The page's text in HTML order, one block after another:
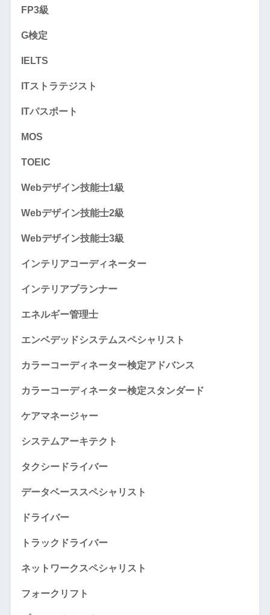
FP3級
G検定
IELTS
ITストラテジスト
ITパスポート
MOS
TOEIC
Webデザイン技能士1級
Webデザイン技能士2級
Webデザイン技能士3級
インテリアコーディネーター
インテリアプランナー
エネルギー管理士
エンベデッドシステムスペシャリスト
カラーコーディネーター検定アドバンス
カラーコーディネーター検定スタンダード
ケアマネージャー
システムアーキテクト
タクシードライバー
データベーススペシャリスト
ドライバー
トラックドライバー
ネットワークスペシャリスト
フォークリフト